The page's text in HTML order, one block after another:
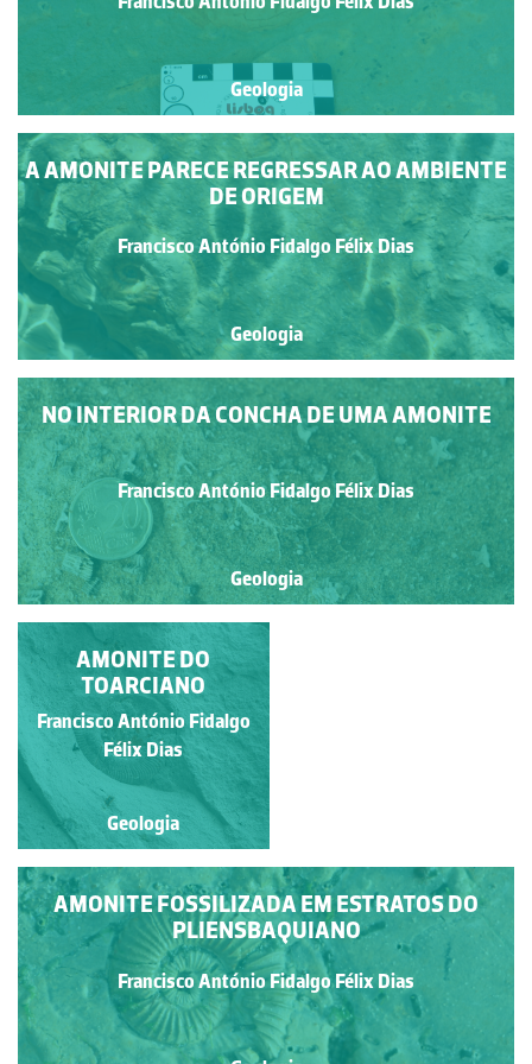
Geologia
A AMONITE PARECE REGRESSAR AO AMBIENTE
DE ORIGEM
Francisco António Fidalgo Félix Dias
Geologia
NO INTERIOR DA CONCHA DE UMA AMONITE
Francisco António Fidalgo Félix Dias
Geologia
ENTRE ESCOMBROS
Francisco António Fidalgo
Félix Dias
Geologia
AMONITE DO
TOARCIANO
Francisco António Fidalgo
Félix Dias
Geologia
AMONITE FOSSILIZADA EM ESTRATOS DO
PLIENSBAQUIANO
Francisco António Fidalgo Félix Dias